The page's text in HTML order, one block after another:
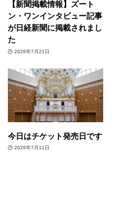
【新聞掲載情報】ズート
ン・ワンインタビュー記事
が日経新聞に掲載されまし
た
2026年7月21日
今日はチケット発売日です
2026年7月11日